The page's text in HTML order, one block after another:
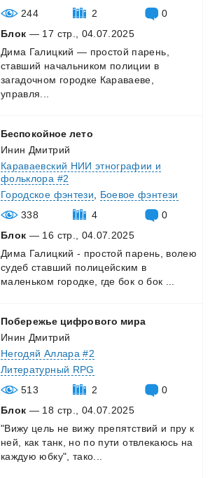
244
2
0
Блок — 17 стр., 04.07.2025
Дима Галицкий — простой парень,
ставший начальником полиции в
загадочном городке Караваеве,
управля...
Беспокойное лето
Инин Дмитрий
Караваевский НИИ этнографии и
фольклора #2
Городское фэнтези
Боевое фэнтези
338
4
0
Блок — 16 стр., 04.07.2025
Дима Галицкий - простой парень,
волею
судеб ставший полицейским в
маленьком городке, где бок о бок
Побережье цифрового мира
Инин Дмитрий
Негодяй Аллара #2
Литературный RPG
513
2
0
Блок — 18 стр., 04.07.2025
"Вижу цель не вижу препятствий и пру к
ней,
как танк, но по пути отвлекаюсь на
каждую юбку", тако...